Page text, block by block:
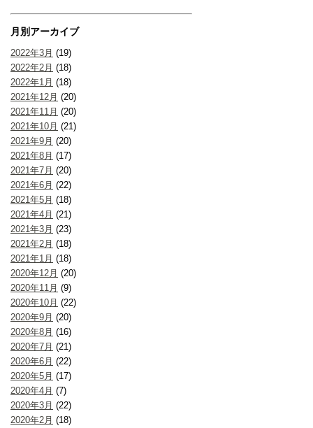
月別アーカイブ
2022年3月 (19)
2022年2月 (18)
2022年1月 (18)
2021年12月 (20)
2021年11月 (20)
2021年10月 (21)
2021年9月 (20)
2021年8月 (17)
2021年7月 (20)
2021年6月 (22)
2021年5月 (18)
2021年4月 (21)
2021年3月 (23)
2021年2月 (18)
2021年1月 (18)
2020年12月 (20)
2020年11月 (9)
2020年10月 (22)
2020年9月 (20)
2020年8月 (16)
2020年7月 (21)
2020年6月 (22)
2020年5月 (17)
2020年4月 (7)
2020年3月 (22)
2020年2月 (18)